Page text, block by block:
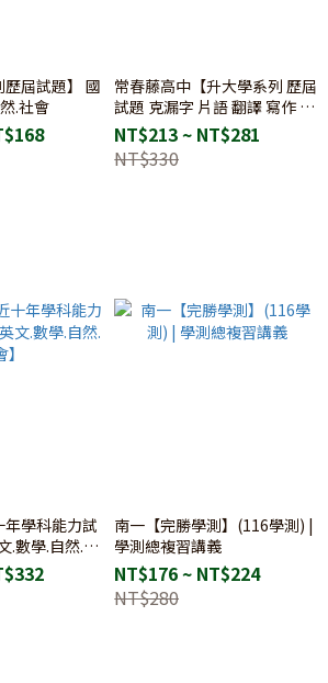
屆試題】 國
.社會
常春藤高中【升大學系列 歷屆
試題 克漏字 片語 翻譯 寫作 句
型 作文 高中英文 108課綱 附
解答】
NT$213 ~ NT$281
NT$330
學科能力試
.數學.自然.社
南一【完勝學測】(116學測) |
學測總複習講義
NT$176 ~ NT$224
NT$280